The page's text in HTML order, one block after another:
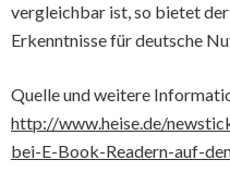
vergleichbar ist, so bietet
Erkenntnisse für deutsche
Quelle und weitere
http://www.heise.de/
bei-E-Book-Readern-auf-